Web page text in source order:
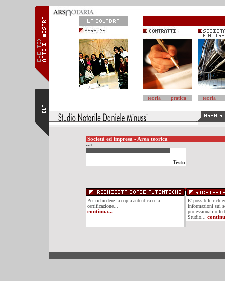
teoria pratica teoria
Società ed impresa - Area teorica
-->
Testo
Per richiedere la copia autentica o la
certificazione...
continua...
E' possibile
informazioni sui
professionali
Studio...